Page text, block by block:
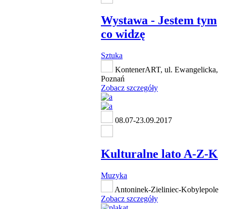
Wystawa - Jestem tym
co widzę
Sztuka
KontenerART, ul. Ewangelicka,
Poznań
Zobacz szczegóły
08.07-23.09.2017
Kulturalne lato A-Z-K
Muzyka
Antoninek-Zieliniec-Kobylepole
Zobacz szczegóły